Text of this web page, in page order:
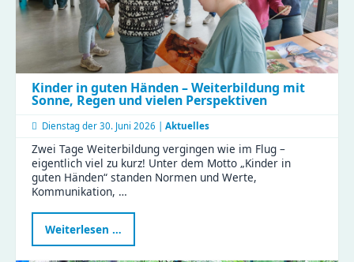
Kinder in guten Händen – Weiterbildung mit
Sonne, Regen und vielen Perspektiven
Dienstag der 30. Juni 2026 | Aktuelles
Zwei Tage Weiterbildung vergingen wie im Flug –
eigentlich viel zu kurz! Unter dem Motto „Kinder in
guten Händen“ standen Normen und Werte,
Kommunikation, …
Weiterlesen …
in